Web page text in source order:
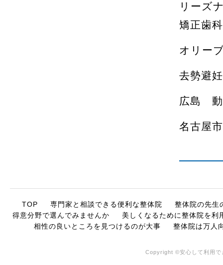
リーズ
矯正歯
オリー
去勢避
広島 動
名古屋
TOP 専門家と相談できる便利な整体院
整体院の先生
得意分野で選んでみませんか
美しくなるために整体院を利
相性の良いところを見つけるのが大事
整体院は万人
Copyright ©安心して利用